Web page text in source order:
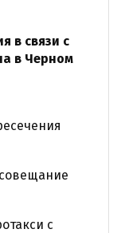
в связи с
в Черном
с